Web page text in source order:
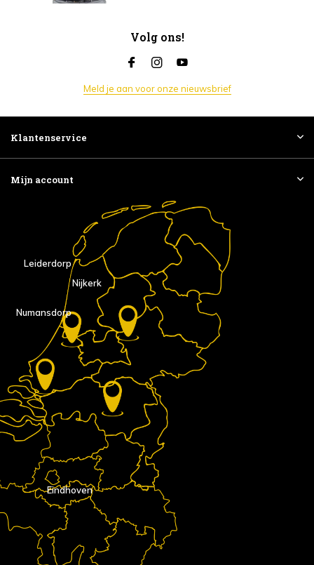
Volg ons!
Meld je aan voor onze nieuwsbrief
Klantenservice
Mijn account
Eindhoven
Nijkerk
Numansdorp
Leiderdorp